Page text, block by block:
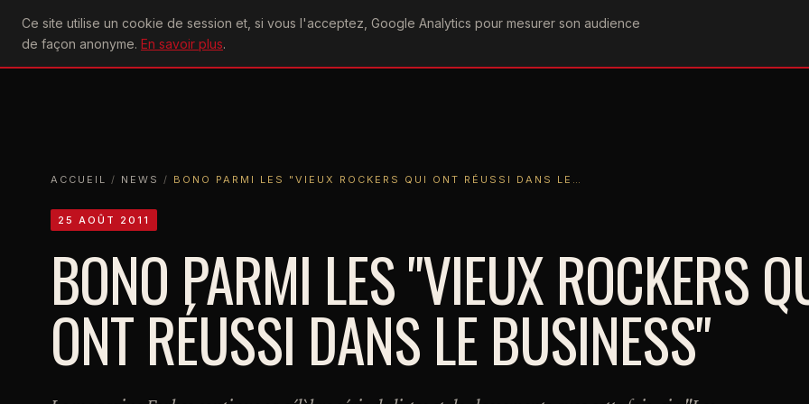
Ce site utilise un cookie de session et, si vous l'acceptez, Google Analytics pour mesurer son audience
de façon anonyme. En savoir plus.
U2achtung
ACCUEIL
ACTU CONCERTS DISCOGRAPHIEPAROLESVIDÉOGRAPHIEFORUMS
ACCUEIL / NEWS / BONO PARMI LES "VIEUX ROCKERS QUI ONT RÉUSSI DANS LE…
25 AOÛT 2011
BONO PARMI LES "VIEUX ROCKERS
ONT RÉUSSI DANS LE BUSINESS"